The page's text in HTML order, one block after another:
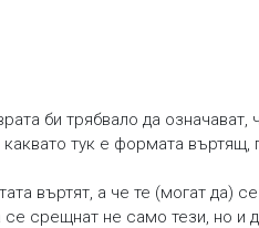
би трябвало да означават,
тук е формата
въртят, а че те (могат да)
срещнат не само тези, но и